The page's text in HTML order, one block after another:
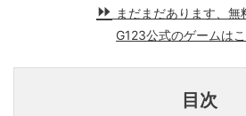
まだまだあります、無
G123公式のゲームはこ
目次